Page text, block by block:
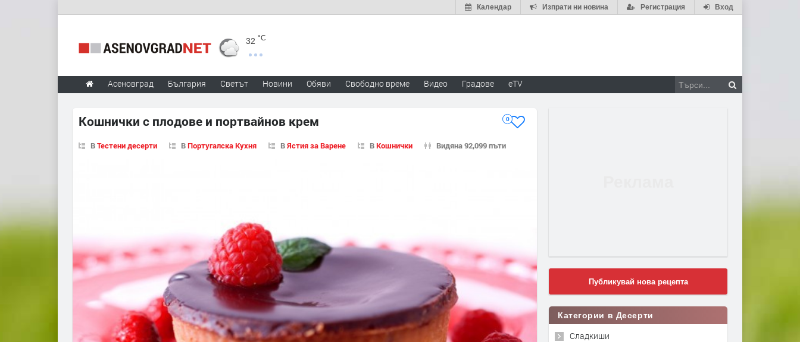
Вход
Регистрация
Изпрати ни новина
Календар
32 °C
Асеновград България Светът Новини Обяви Свободно време Видео Градове eTV
Кошнички с плодове и портвайнов крем 0
ВТестени десерти ВПортугалска Кухня ВЯстия за Варене ВКошнички Видяна 92,099 пъти
Публикувай нова рецепта
Категории в Десерти
Сладкиши